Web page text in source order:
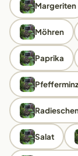
Margeriten
Möhren
Paprika
Salat